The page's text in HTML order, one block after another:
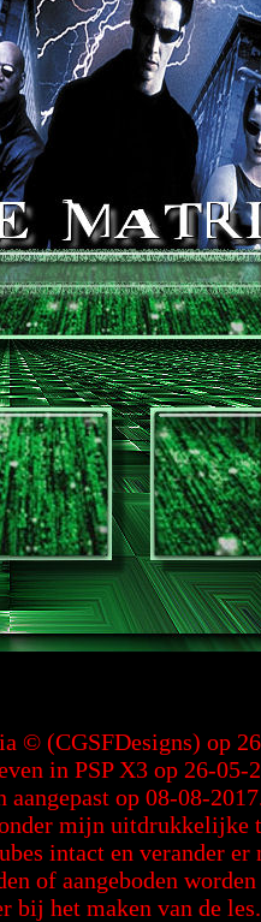
© (CGSFDesigns) op
in PSP X3 op 26-05-
op 08-08-
mijn uitdrukkelijke
intact en verander er
of aangeboden worden
bij het maken van de les.